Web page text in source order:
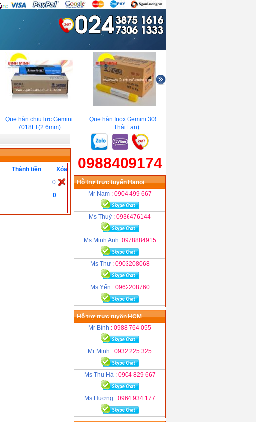
Que hàn chịu lực Gemini
7018LT(2.6mm)
Que hàn Inox Gemini 309L(
Thái Lan)
Thành tiền
Xóa
0
0
0988409174
Hỗ trợ trực tuyến Hanoi
Mr Nam : 0904 499 667
Ms Thuỷ : 0936476144
Ms Minh Anh :0978884915
Ms Thư : 0903208068
Ms Yến : 0962208760
Hỗ trợ trực tuyến HCM
Mr Bình : 0988 764 055
Mr Minh : 0932 225 325
Ms Thu Hà : 0904 829 667
Ms Hương : 0964 934 177